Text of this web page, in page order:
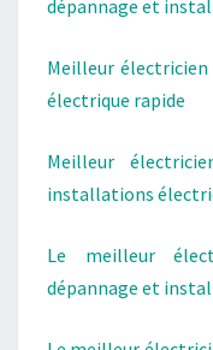
dépannage et
Meilleur électricien
électrique rapide
Meilleur
installations
Le meilleur
dépannage et